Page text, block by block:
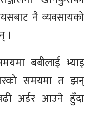
नै व्यवसायको
।
बबीलाई भ्याइ
समयमा त झन्
अर्डर आउने हुँदा